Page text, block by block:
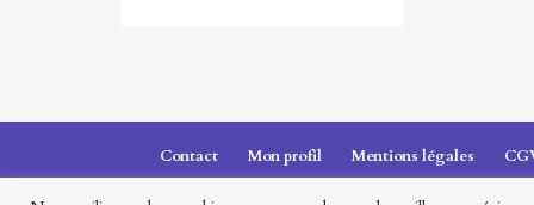
Contact Mon profil Mentions légales